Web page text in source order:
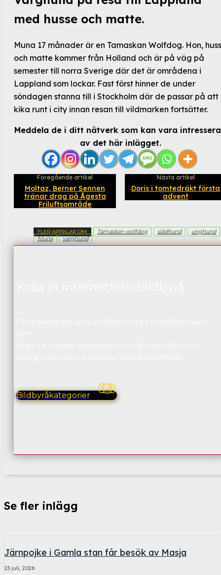
med husse och matte.
Muna 17 månader är en Tamaskan Wolfdog. Hon,
och matte kommer från Holland och är på väg på
semester till norra Sverige där det är områdena i
Lappland som lockar. Fast först hinner de under
söndagen stanna till i Stockholm där de passar på att
kika runt i city innan resan till vildmarken fortsätter.
Meddela de i ditt nätverk som kan vara
av det här inlägget.
Föregående artikel
Moltaz, Berner Sennen
tränar drag på Ågesta
Friluftsområde
Nästa artikel
Doris i tomtedräkt första
advent
FLER ARTIKLAR OM: Tamaskan wolfdog slädhund
unghund
Muna
varghund
Bildbyråkategorier
Se fler inlägg
Järnpojke i Gamla stan får besök av Masja
23 juli, 2026